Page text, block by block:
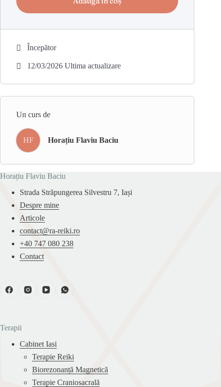
Cu prietenie și aleasă prețuire,
Cursurile se adresează cel puțin urmatoarelor persoane:
orice persoană care dorește să se dezvolte spiritual, să
doresc să se autovindece sau să-i vindece pe cei din
familie (de obicei mămicile cu copii care au probleme
de sănătate, soți/soții pentru părinți și parteneri de viață),
dragi rămase acasă) oferindu-le tratamente bioenergetice
de la distanță (necesită cel putin gradul II de inițiere),
maseuri, angajați ai saloanelor de întreținere corporală,
cadrele medicale active sau la pensie, terapeuți din alte
domenii ale medicinei alternative, terapeuți reiki din alte
sisteme reiki.
cursuri de inițiere, atât cursuri clasice cât și de la
experiență terapeutică, este terapeut craniosacral,
certificat de către institutul american Upledger, este
maestru NLP & Coaching și autor al cărții „Raza
vindecătoare”, este maestru/profesor de tehnici
Începător
12/03/2026 Ultima actualizare
Un curs de
HF Horațiu Flaviu Baciu
Horațiu Flaviu Baciu
Strada Străpungerea Silvestru 7, Iași
Despre mine
Articole
contact@ra-reiki.ro
+40 747 080 238
Contact
Terapii
Cabinet Iasi
Terapie Reiki
Biorezonanță Magnetică
Terapie Craniosacrală